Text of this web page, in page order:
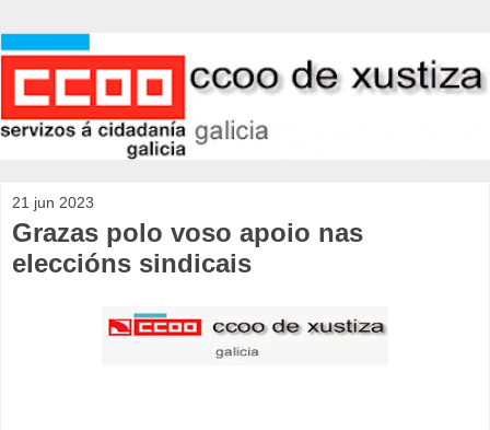
21 jun 2023
Grazas polo voso apoio nas
eleccións sindicais